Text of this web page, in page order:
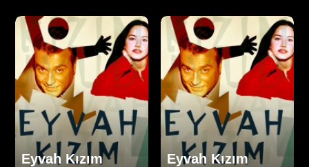
Eyvah Kızım
Eyvah Kızım